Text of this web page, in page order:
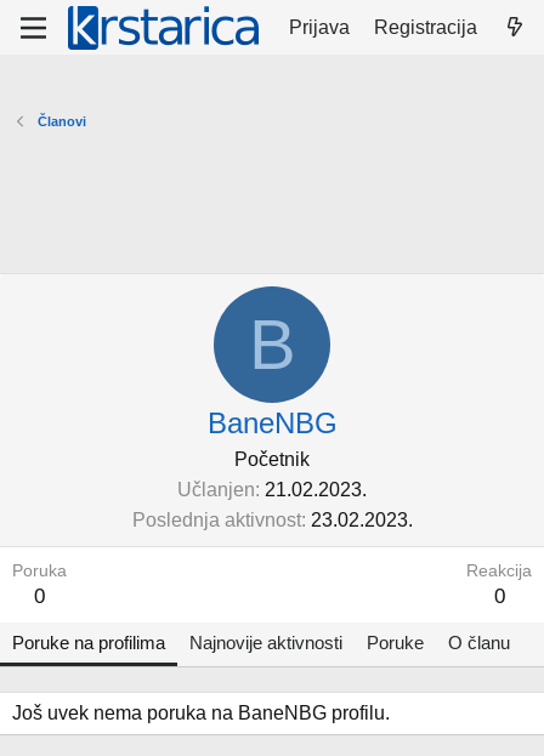
Prijava Registracija
Članovi
B
BaneNBG
Početnik
Učlanjen 21.02.2023.
Poslednja aktivnost 23.02.2023.
Poruka
0
Reakcija
0
Poruke na profilima Najnovije aktivnosti Poruke O članu
Još uvek nema poruka na BaneNBG profilu.